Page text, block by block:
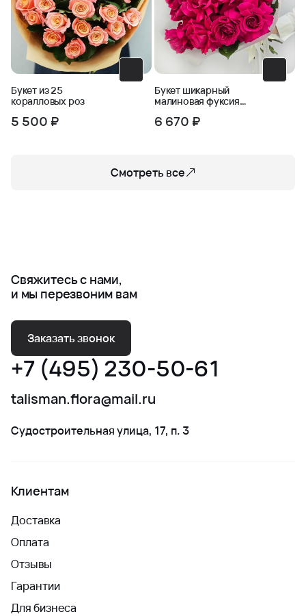
Букет из 25
коралловых роз
5 500 ₽
Букет шикарный
малиновая фуксия
Флойд
6 670 ₽
Смотреть все
Свяжитесь с нами,
и мы перезвоним вам
Заказать звонок
+7 (495) 230-50-61
talisman.flora@mail.ru
Судостроительная улица, 17, п. 3
Клиентам
Доставка
Оплата
Отзывы
Гарантии
Для бизнеса